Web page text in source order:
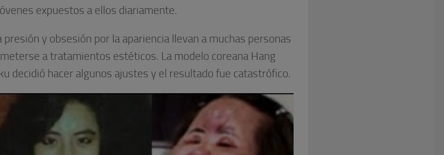
expuestos a ellos diariamente.
presión y obsesión por la apariencia llevan a muchas personas
a tratamientos estéticos. La modelo coreana Hang
decidió hacer algunos ajustes y el resultado fue catastrófico.